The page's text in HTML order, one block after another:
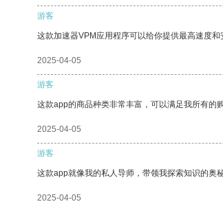
游客
这款加速器VPM应用程序可以给你提供最高速度
2025-04-05
游客
这款app的商品种类非常丰富，可以满足我所有的购
2025-04-05
游客
这款app就像我的私人导师，带领我探索知识的奥秘
2025-04-05